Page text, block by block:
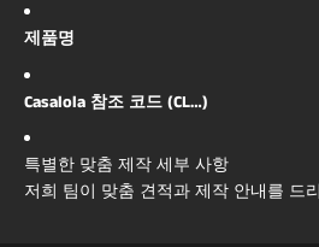
제품명
Casalola 참조 코드 (CL…)
특별한 맞춤 제작 세부 사항
저희 팀이 맞춤 견적과 제작 안내를 드